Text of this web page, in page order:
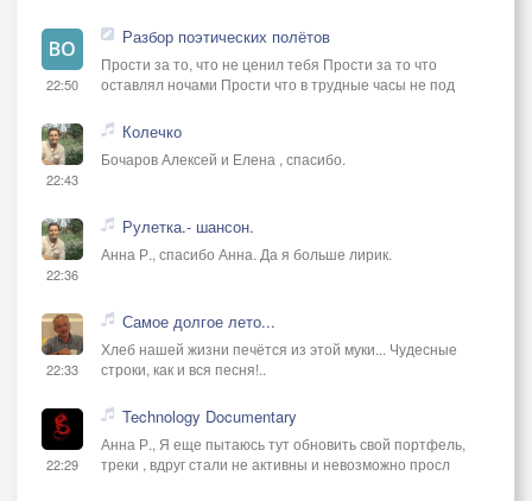
22:50
Разбор поэтических полётов
Прости за то, что не ценил тебя Прости за то что
оставлял ночами Прости что в трудные часы не под
22:43
Колечко
Бочаров Алексей и Елена , спасибо.
22:36
Рулетка.- шансон.
Анна Р., спасибо Анна. Да я больше лирик.
22:33
Самое долгое лето...
Хлеб нашей жизни печётся из этой муки... Чудесные
строки, как и вся песня!..
22:29
Technology Documentary
Анна Р., Я еще пытаюсь тут обновить свой портфель,
треки , вдруг стали не активны и невозможно просл